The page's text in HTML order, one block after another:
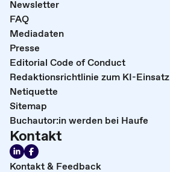
Newsletter
FAQ
Mediadaten
Presse
Editorial Code of Conduct
Redaktionsrichtlinie zum KI-Einsatz
Netiquette
Sitemap
Buchautor:in werden bei Haufe
Kontakt
Kontakt & Feedback